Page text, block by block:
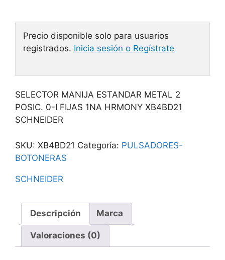
Precio disponible solo para usuarios
registrados. Inicia sesión o Regístrate
SELECTOR MANIJA ESTANDAR METAL 2
POSIC. 0-I FIJAS 1NA HRMONY XB4BD21
SCHNEIDER
SKU: XB4BD21 Categoría: PULSADORES-
BOTONERAS
SCHNEIDER
Descripción Marca
Valoraciones (0)